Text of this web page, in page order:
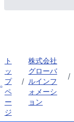
ト
ッ
プ
ペ
ー
ジ
/
株式会社
グローバ
ルインフ
ォメーシ
ョン
/